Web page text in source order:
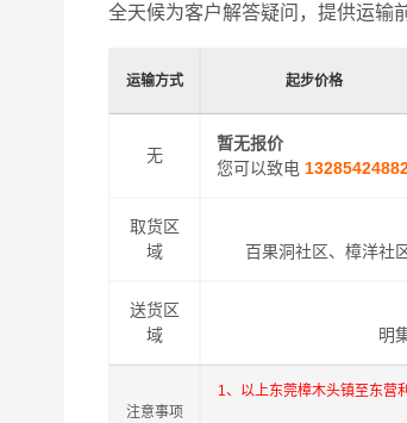
全天候为客户解答疑问，提供运输
运输方式 起步价格
无
暂无报价
您可以致电
取货区
域
百果洞社区、樟洋社
送货区
域
明
注意事项
1、以上东莞樟木头镇至东营